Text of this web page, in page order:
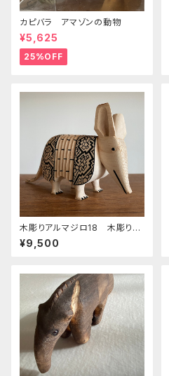
カピバラ アマゾンの動物
¥5,625
25%OFF
木彫りアルマジロ18 木彫りの
工芸 シピボ族の木彫り
¥9,500